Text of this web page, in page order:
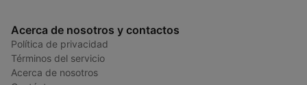
Acerca de nosotros y contactos
Política de privacidad
Términos del servicio
Acerca de nosotros